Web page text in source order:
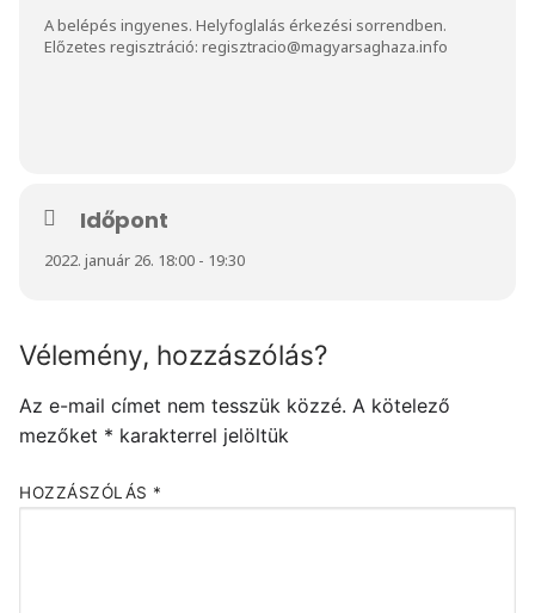
A belépés ingyenes. Helyfoglalás érkezési sorrendben.
Előzetes regisztráció: regisztracio@magyarsaghaza.info
Időpont
2022. január 26. 18:00 - 19:30
Vélemény, hozzászólás?
Az e-mail címet nem tesszük közzé. A kötelező
mezőket * karakterrel jelöltük
HOZZÁSZÓLÁS *